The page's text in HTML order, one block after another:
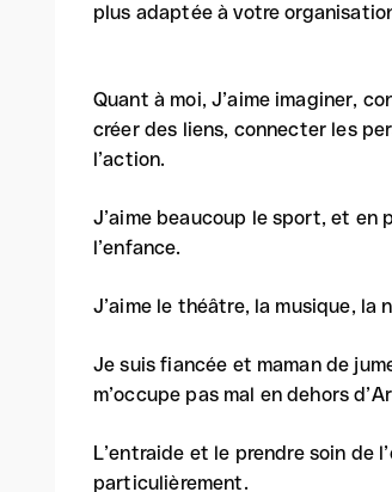
plus adaptée à votre
Quant à moi, J’aime imaginer,
créer des liens, connecter les
l’action.
J’aime beaucoup le sport, et
l’enfance.
J’aime le théâtre, la musique,
Je suis fiancée et maman de
m’occupe pas mal en dehors
L’entraide et le prendre soin de
particulièrement.